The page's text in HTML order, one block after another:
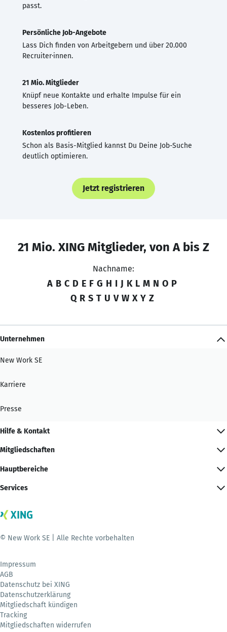
passt.
Persönliche Job-Angebote
Lass Dich finden von Arbeitgebern und über 20.000
Recruiter·innen.
21 Mio. Mitglieder
Knüpf neue Kontakte und erhalte Impulse für ein
besseres Job-Leben.
Kostenlos profitieren
Schon als Basis-Mitglied kannst Du Deine Job-Suche
deutlich optimieren.
Jetzt registrieren
21 Mio. XING Mitglieder, von A bis Z
Nachname:
A B C D E F G H I J K L M N O P
Q R S T U V W X Y Z
Unternehmen
New Work SE
Karriere
Presse
Hilfe & Kontakt
Mitgliedschaften
Hauptbereiche
Services
© New Work SE | Alle Rechte vorbehalten
Impressum
AGB
Datenschutz bei XING
Datenschutzerklärung
Mitgliedschaft kündigen
Tracking
Mitgliedschaften widerrufen